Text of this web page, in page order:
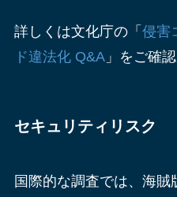
詳しくは文化庁の「 侵害
ド違法化 Q&A」をご確認
セキュリティリスク
国際的な調査では、海